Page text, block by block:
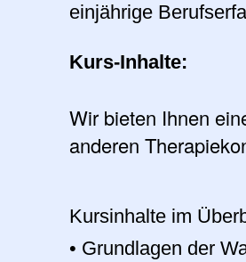
einjährige
Kurs-Inhalte:
Wir bieten Ihnen
anderen
Kursinhalte im
• Grundlagen der